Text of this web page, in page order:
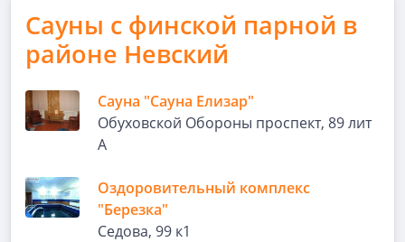
Сауны с финской парной в
районе Невский
Сауна "Сауна Елизар"
Обуховской Обороны проспект, 89 лит
А
Оздоровительный комплекс
"Березка"
Седова, 99 к1